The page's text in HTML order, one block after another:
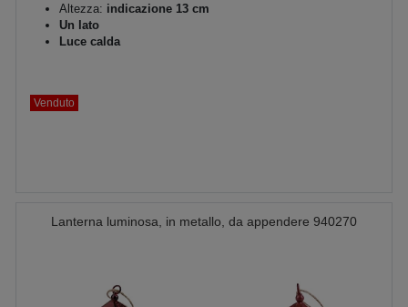
Altezza: indicazione 13 cm
Un lato
Luce calda
Venduto
Lanterna luminosa, in metallo, da appendere 940270